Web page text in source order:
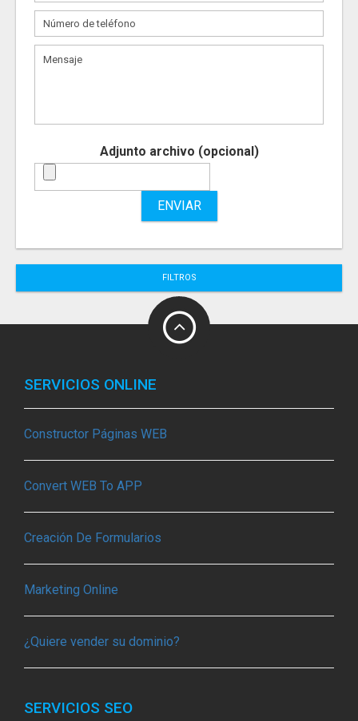
Adjunto archivo (opcional)
ENVIAR
FILTROS
SERVICIOS ONLINE
Constructor Páginas WEB
Convert WEB To APP
Creación De Formularios
Marketing Online
¿Quiere vender su dominio?
SERVICIOS SEO